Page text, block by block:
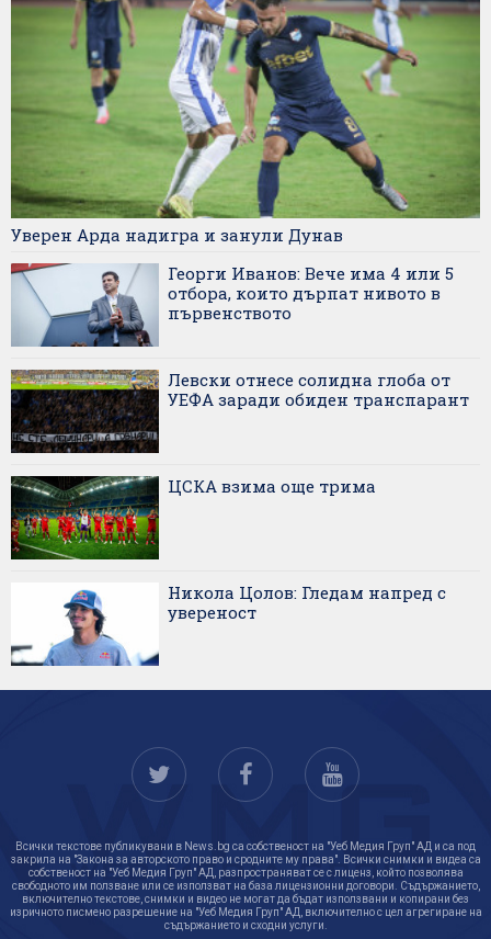
Уверен Арда надигра и занули Дунав
Георги Иванов: Вече има 4 или 5
отбора, които дърпат нивото в
първенството
Левски отнесе солидна глоба от
УЕФА заради обиден транспарант
ЦСКА взима още трима
Никола Цолов: Гледам напред с
увереност
Всички текстове публикувани в News.bg са собственост на "Уеб Медия Груп" АД и са под
закрила на "Закона за авторското право и сродните му права". Всички снимки и видеа са
собственост на "Уеб Медия Груп" АД, разпространяват се с лиценз, който позволява
свободното им ползване или се използват на база лицензионни договори. Съдържанието,
включително текстове, снимки и видео не могат да бъдат използвани и копирани без
изричното писмено разрешение на "Уеб Медия Груп" АД, включително с цел агрегиране на
съдържанието и сходни услуги.